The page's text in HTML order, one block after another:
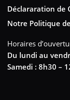
Déclararation de
Notre Politique
Horaires
Du lundi au
Samedi : 8h30 –